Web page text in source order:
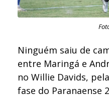
Ninguém saiu de
entre Maringá e
no Willie Davids,
fase do Paranaense